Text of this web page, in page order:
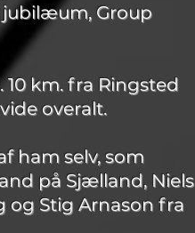
jubilæum, Group
km. fra Ringsted
overalt.
ham selv, som
på Sjælland, Niels
og Stig Arnason fra